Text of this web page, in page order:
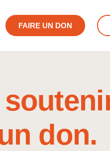
FAIRE UN DON
don.​